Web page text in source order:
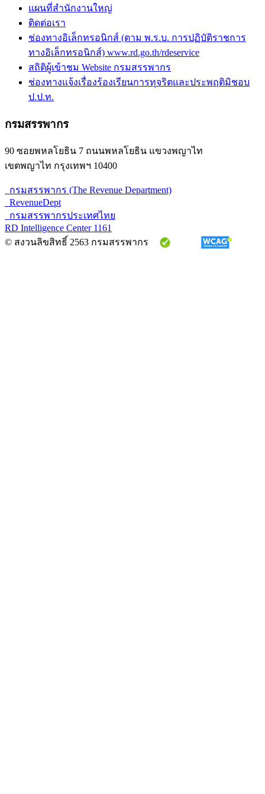
แผนที่สำนักงานใหญ่
ติดต่อเรา
ช่องทางอิเล็กทรอนิกส์ (ตาม พ.ร.บ. การปฏิบัติราชการ
ทางอิเล็กทรอนิกส์) www.rd.go.th/rdeservice
สถิติผู้เข้าชม Website กรมสรรพากร
ช่องทางแจ้งเรื่องร้องเรียนการทุจริตและประพฤติมิชอบ
ป.ป.ท.
กรมสรรพากร
90 ซอยพหลโยธิน 7 ถนนพหลโยธิน แขวงพญาไท
เขตพญาไท กรุงเทพฯ 10400
กรมสรรพากร (The Revenue Department)
RevenueDept
กรมสรรพากรประเทศไทย
RD Intelligence Center 1161
© สงวนลิขสิทธิ์ 2563 กรมสรรพากร